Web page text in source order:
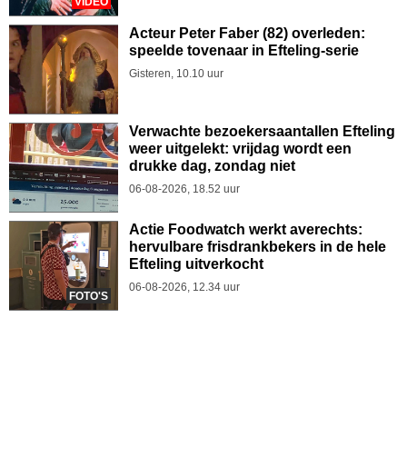
Acteur Peter Faber (82) overleden:
speelde tovenaar in Efteling-serie
Gisteren, 10.10 uur
Verwachte bezoekersaantallen Efteling
weer uitgelekt: vrijdag wordt een
drukke dag, zondag niet
06-08-2026, 18.52 uur
FOTO'S
Actie Foodwatch werkt averechts:
hervulbare frisdrankbekers in de hele
Efteling uitverkocht
06-08-2026, 12.34 uur